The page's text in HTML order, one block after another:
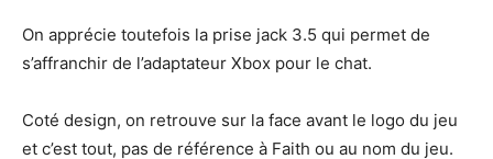
On apprécie toutefois la prise jack 3.5 qui permet de
s’affranchir de l’adaptateur Xbox pour le chat.
Coté design, on retrouve sur la face avant le logo du jeu
et c’est tout, pas de référence à Faith ou au nom du jeu.